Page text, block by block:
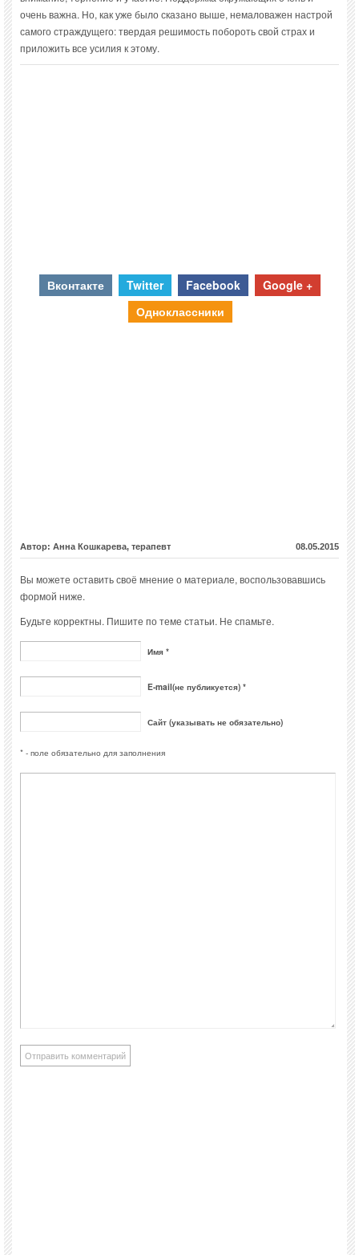
очень важна. Но, как уже было сказано выше, немаловажен настрой
самого страждущего: твердая решимость побороть свой страх и
приложить все усилия к этому.
Вконтакте Twitter Facebook
Google +
Одноклассники
Автор: Анна Кошкарева, терапевт 08.05.2015
Вы можете оставить своё мнение о материале, воспользовавшись
формой ниже.
Будьте корректны. Пишите по теме статьи. Не спамьте.
Имя *
E-mail(не публикуется) *
Сайт (указывать не обязательно)
* - поле обязательно для заполнения